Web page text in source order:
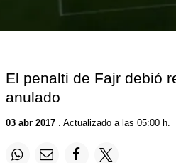
El penalti de Fajr debió
anulado
03 abr 2017. Actualizado a las 05:00 h.